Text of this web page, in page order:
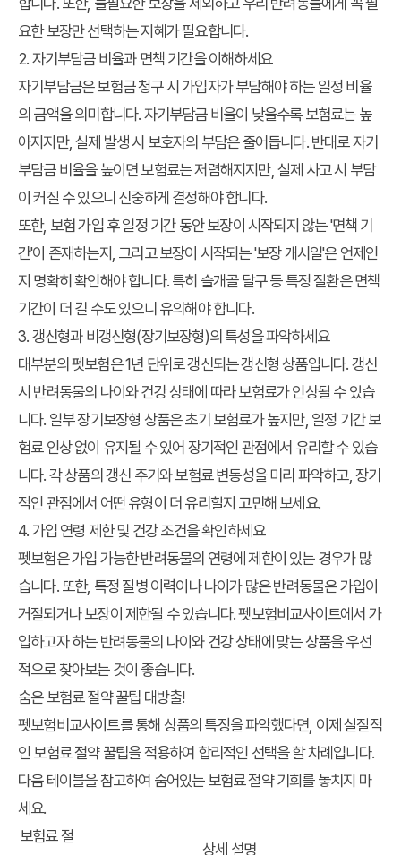
요한 보장만 선택하는 지혜가 필요합니다.
2. 자기부담금 비율과 면책 기간을 이해하세요
자기부담금은 보험금 청구 시 가입자가 부담해야 하는 일정 비율
의 금액을 의미합니다. 자기부담금 비율이 낮을수록 보험료는 높
아지지만, 실제 발생 시 보호자의 부담은 줄어듭니다. 반대로 자기
부담금 비율을 높이면 보험료는 저렴해지지만, 실제 사고 시 부담
이 커질 수 있으니 신중하게 결정해야 합니다.
또한, 보험 가입 후 일정 기간 동안 보장이 시작되지 않는 '면책 기
간'이 존재하는지, 그리고 보장이 시작되는 '보장 개시일'은 언제인
지 명확히 확인해야 합니다. 특히 슬개골 탈구 등 특정 질환은 면책
기간이 더 길 수도 있으니 유의해야 합니다.
3. 갱신형과 비갱신형(장기보장형)의 특성을 파악하세요
대부분의 펫보험은 1년 단위로 갱신되는 갱신형 상품입니다. 갱신
시 반려동물의 나이와 건강 상태에 따라 보험료가 인상될 수 있습
니다. 일부 장기보장형 상품은 초기 보험료가 높지만, 일정 기간 보
험료 인상 없이 유지될 수 있어 장기적인 관점에서 유리할 수 있습
니다. 각 상품의 갱신 주기와 보험료 변동성을 미리 파악하고, 장기
적인 관점에서 어떤 유형이 더 유리할지 고민해 보세요.
4. 가입 연령 제한 및 건강 조건을 확인하세요
펫보험은 가입 가능한 반려동물의 연령에 제한이 있는 경우가 많
습니다. 또한, 특정 질병 이력이나 나이가 많은 반려동물은 가입이
거절되거나 보장이 제한될 수 있습니다. 펫보험비교사이트에서 가
입하고자 하는 반려동물의 나이와 건강 상태에 맞는 상품을 우선
적으로 찾아보는 것이 좋습니다.
숨은 보험료 절약 꿀팁 대방출!
펫보험비교사이트를 통해 상품의 특징을 파악했다면, 이제 실질적
인 보험료 절약 꿀팁을 적용하여 합리적인 선택을 할 차례입니다.
다음 테이블을 참고하여 숨어있는 보험료 절약 기회를 놓치지 마
세요.
보험료 절
상세 설명